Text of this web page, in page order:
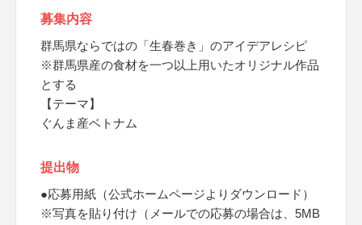
募集内容
群馬県ならではの「生春巻き」のアイデアレシピ
※群馬県産の食材を一つ以上用いたオリジナル作品
とする
【テーマ】
ぐんま産ベトナム
提出物
●応募用紙（公式ホームページよりダウンロード）
※写真を貼り付け（メールでの応募の場合は、5MB